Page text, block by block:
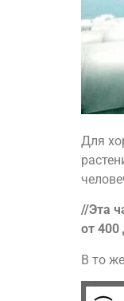
Для
//Эта
от
В то